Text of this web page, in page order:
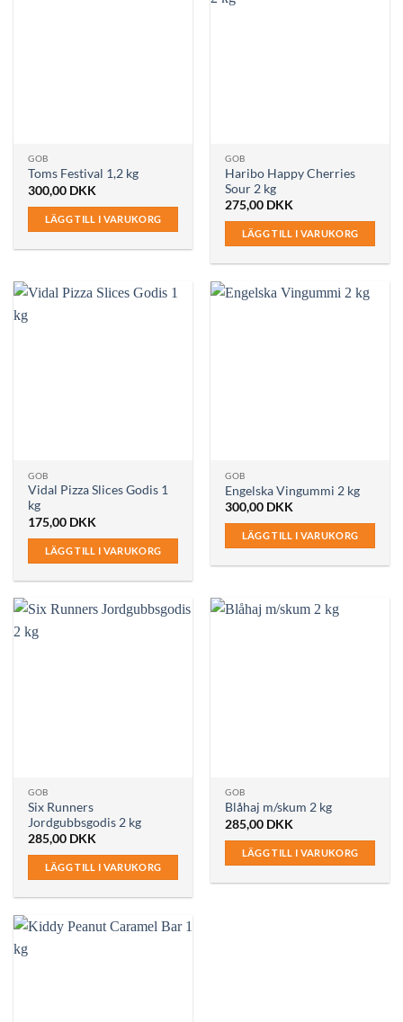
GOB
Toms Festival 1,2 kg
300,00 DKK
LÄGG TILL I VARUKORG
GOB
Haribo Happy Cherries
Sour 2 kg
275,00 DKK
LÄGG TILL I VARUKORG
GOB
Vidal Pizza Slices Godis 1
kg
175,00 DKK
LÄGG TILL I VARUKORG
GOB
Engelska Vingummi 2 kg
300,00 DKK
LÄGG TILL I VARUKORG
GOB
Six Runners
Jordgubbsgodis 2 kg
285,00 DKK
LÄGG TILL I VARUKORG
GOB
Blåhaj m/skum 2 kg
285,00 DKK
LÄGG TILL I VARUKORG